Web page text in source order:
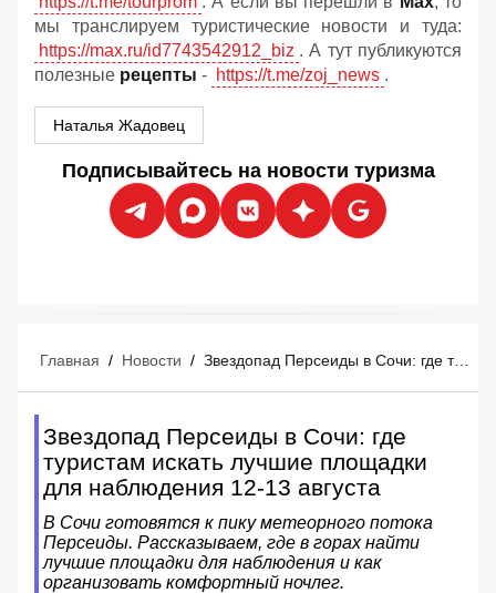
мы транслируем туристические новости и туда:
https://max.ru/id7743542912_biz . А тут публикуются
полезные рецепты - https://t.me/zoj_news .
Наталья Жадовец
Подписывайтесь на новости туризма
Главная / Новости / Звездопад Персеиды в Сочи: где туристам искать лучшие площадки для наблюдения 12-13 августа
Звездопад Персеиды в Сочи: где
туристам искать лучшие площадки
для наблюдения 12-13 августа
В Сочи готовятся к пику метеорного потока
Персеиды. Рассказываем, где в горах найти
лучшие площадки для наблюдения и как
организовать комфортный ночлег.